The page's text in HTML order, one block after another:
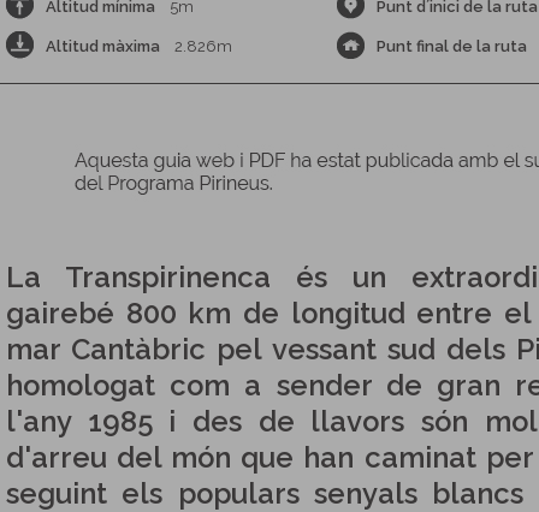
Altitud mínima 5m Punt d´inici de la ruta
Altitud màxima 2.826m Punt final de la ruta
La Transpirinenca és un
gairebé 800 km de longitud entre
mar Cantàbric pel vessant sud dels
homologat com a sender de gran
l'any 1985 i des de llavors són
d'arreu del món que han caminat
seguint els populars senyals